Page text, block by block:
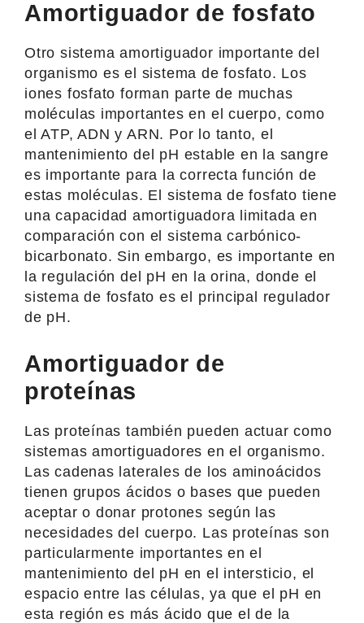
Amortiguador de fosfato
Otro sistema amortiguador importante del
organismo es el sistema de fosfato. Los
iones fosfato forman parte de muchas
moléculas importantes en el cuerpo, como
el ATP, ADN y ARN. Por lo tanto, el
mantenimiento del pH estable en la sangre
es importante para la correcta función de
estas moléculas. El sistema de fosfato tiene
una capacidad amortiguadora limitada en
comparación con el sistema carbónico-
bicarbonato. Sin embargo, es importante en
la regulación del pH en la orina, donde el
sistema de fosfato es el principal regulador
de pH.
Amortiguador de
proteínas
Las proteínas también pueden actuar como
sistemas amortiguadores en el organismo.
Las cadenas laterales de los aminoácidos
tienen grupos ácidos o bases que pueden
aceptar o donar protones según las
necesidades del cuerpo. Las proteínas son
particularmente importantes en el
mantenimiento del pH en el intersticio, el
espacio entre las células, ya que el pH en
esta región es más ácido que el de la